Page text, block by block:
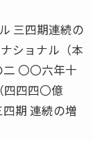
三四期連続の
ショナル（本
〇〇六年十
四四〇億
期 連続の増